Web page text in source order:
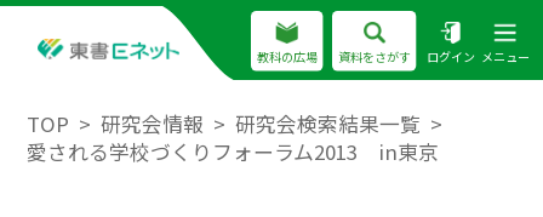
教科の広場 資料をさがす ログイン メニュー
TOP 研究会情報
研究会検索結果一覧
愛される学校づくりフォーラム2013 in東京